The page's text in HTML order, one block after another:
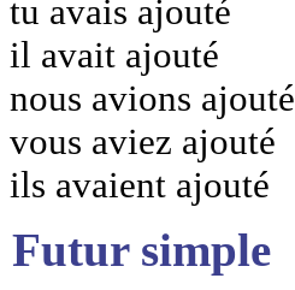
tu avais ajouté
il avait ajouté
nous avions ajouté
vous aviez ajouté
ils avaient ajouté
Futur simple